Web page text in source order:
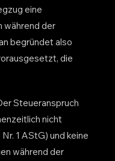
eine
während der
begründet also
die
Steueranspruch
nicht
1 AStG) und keine
während der